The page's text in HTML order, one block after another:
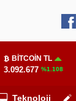
BITCOIN TL
3.092.677 %1.108
Teknoloji